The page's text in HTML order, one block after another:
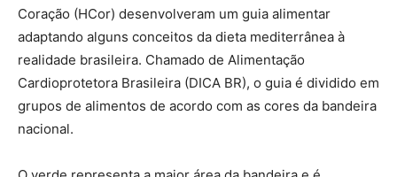
Coração (HCor) desenvolveram um guia alimentar
adaptando alguns conceitos da dieta mediterrânea à
realidade brasileira. Chamado de Alimentação
Cardioprotetora Brasileira (DICA BR), o guia é dividido em
grupos de alimentos de acordo com as cores da bandeira
nacional.